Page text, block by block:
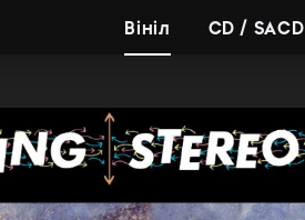
Вініл CD / SACD